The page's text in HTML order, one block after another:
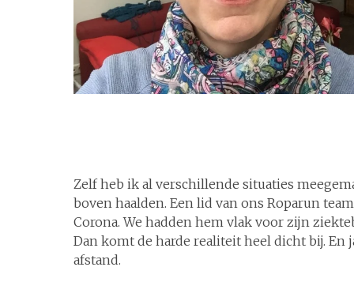
Zelf heb ik al verschillende situaties
boven haalden. Een lid van ons Roparun
Corona. We hadden hem vlak voor zijn
Dan komt de harde realiteit heel dicht bij. En
afstand.